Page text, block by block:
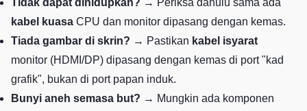
Tidak dapat dihidupkan? → Periksa dahulu sama ada
kabel kuasa CPU dan monitor dipasang dengan kemas.
Tiada gambar di skrin? → Pastikan kabel isyarat
monitor (HDMI/DP) dipasang dengan kemas di port "kad
grafik", bukan di port papan induk.
Bunyi aneh semasa but? → Mungkin ada komponen